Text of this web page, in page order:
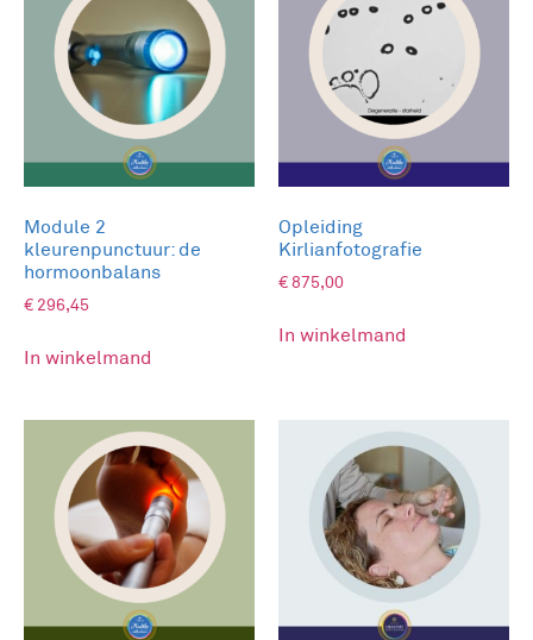
Verken hoe ons lichaam negatieve
stressvolle situaties onthoudt en hoe dit een
sluimerende spanning kan veroorzaken,
resulterend in een verlies van energie en
negatieve emoties.
Begrip van Traumatische Herinneringen:
Verdiep je in het mechanisme van
emotionele stressreacties. Leer hoe
bepaalde gebeurtenissen en ervaringen
onbewuste gevoelsherinneringen in ons
onbalans en ongemak.
Zachte Ontspanningstechnieken
gevoelsherinneringen. Verken een methode
waarbij Kleur-Licht oliën worden gebruikt
om te identificeren waar deze
herinneringsstress in het lichaam is
verankerd en welke gevoelens hiermee zijn
verbonden.
Trauma Behandeling
: Helende massage voor
lichaam, ziel en geest. Ontdek hoe Kleur-
Module 2
kleurenpunctuur: de
hormoonbalans
€ 296,45
In winkelmand
Opleiding
Kirlianfotografie
€875,00
In winkelmand